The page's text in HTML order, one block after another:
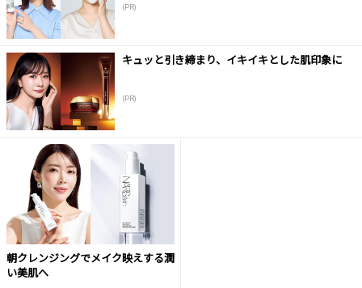
(PR)
キュッと引き締まり、イキイキとした肌印象に
(PR)
朝クレンジングでメイク映えする潤
い美肌へ